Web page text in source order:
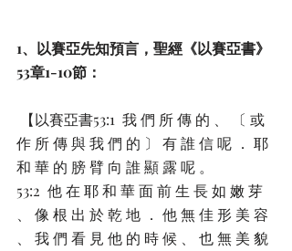
1、以賽亞先知預言，聖經《以賽亞書》
53章1-10節：
作 所 傳 與 我 們 的 〕 有 誰 信 呢 ． 耶
和 華 的 膀 臂 向 誰 顯 露 呢 。
53:2  他 在 耶 和 華 面 前 生 長 如 嫩 芽
、 像 根 出 於 乾 地 ． 他 無 佳 形 美 容
、 我 們 看 見 他 的 時 候 、 也 無 美 貌